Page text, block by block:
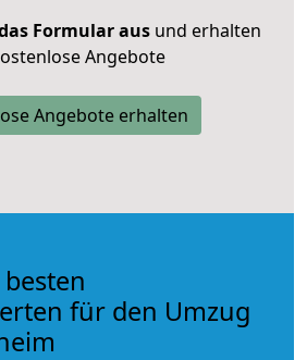
Formular ausund erhalten
Angebote
Angebote erhalten
für den Umzug